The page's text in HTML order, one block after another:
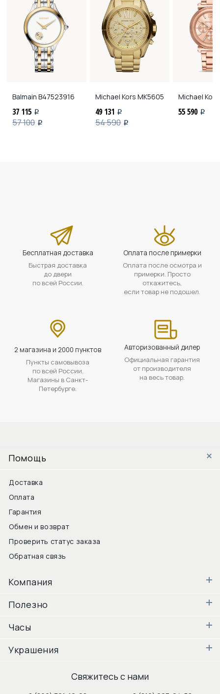
Balmain B47523916
37 115 i
57 100 i
Michael Kors MK5605
49 131 i
54 590 i
Michael Kors
55 590 i
Бесплатная доставка
Быстрая доставка
до двери
по всей России.
Оплата после примерки
Оплата после осмотра и
примерки. Просто
откажитесь,
если товар не подошел.
2 магазина и 2000 пунктов
Пункты самовывоза
по всей России.
Магазины в Санкт-
Петербурге.
Авторизованный дилер
Официальная гарантия
от производителя
на весь товар.
Помощь
Доставка
Оплата
Гарантия
Обмен и возврат
Проверить статус заказа
Обратная связь
Компания
Полезно
Часы
Украшения
Свяжитесь с нами